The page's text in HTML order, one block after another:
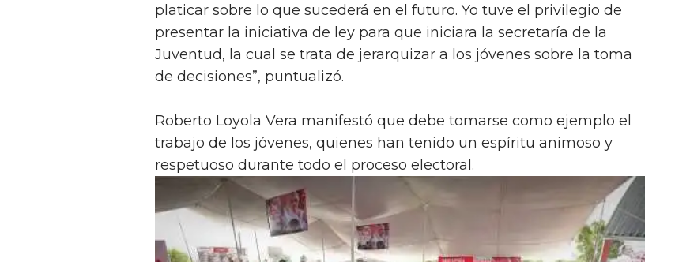
platicar sobre lo que sucederá en el futuro. Yo tuve el privilegio de
presentar la iniciativa de ley para que iniciara la secretaría de la
Juventud, la cual se trata de jerarquizar a los jóvenes sobre la toma
de decisiones”, puntualizó.
Roberto Loyola Vera manifestó que debe tomarse como ejemplo el
trabajo de los jóvenes, quienes han tenido un espíritu animoso y
respetuoso durante todo el proceso electoral.